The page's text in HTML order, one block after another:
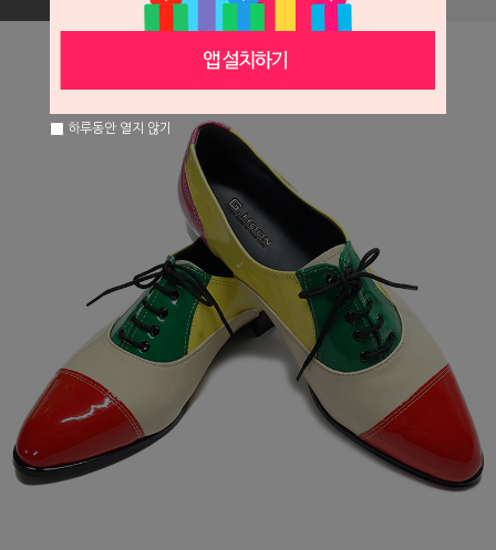
하루동안 열지 않기